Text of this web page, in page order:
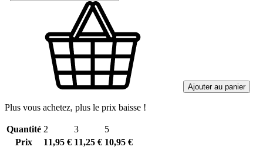
Ajouter au panier
Plus vous achetez, plus le prix baisse !
Quantité 2 3
5
Prix
11,95 € 11,25 € 10,95 €